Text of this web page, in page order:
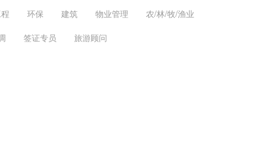
环保 建筑 物业管理
农/林/牧/渔业
签证专员
旅游顾问